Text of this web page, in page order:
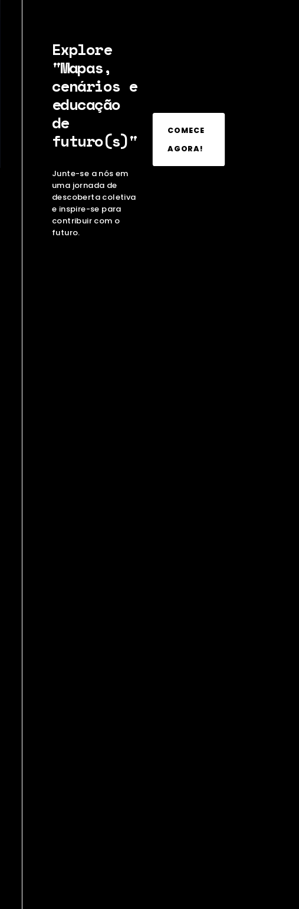
Explore
"Mapas,
cenários e
educação
de
futuro(s)"
Junte-se a nós em
uma jornada de
descoberta coletiva
e inspire-se para
contribuir com o
futuro.
COMECE
AGORA!